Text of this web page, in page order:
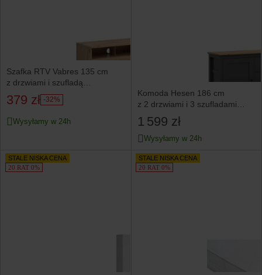
Szafka RTV Vabres 135 cm
z drzwiami i szufladą
dąb artisan lamele
379 zł -32%
Wysyłamy w 24h
Komoda Hesen 186 cm
z 2 drzwiami i 3 szufladami
grafit/dąb artisan
1 599 zł
Wysyłamy w 24h
STALE NISKA CENA
20 RAT 0%
STALE NISKA CENA
20 RAT 0%